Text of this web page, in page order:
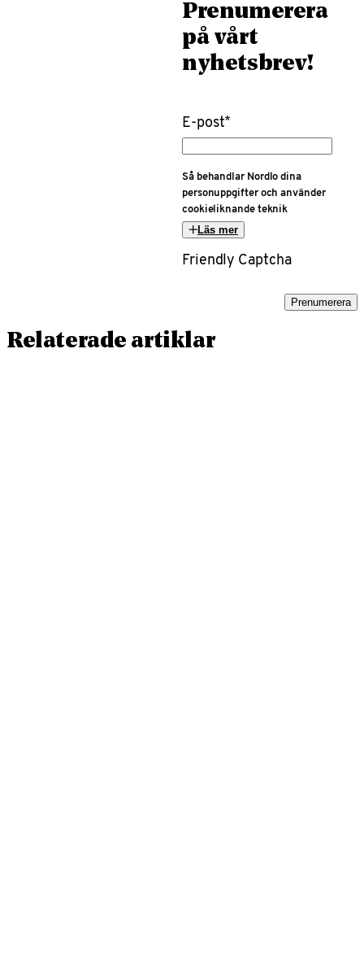
Prenumerera
på vårt
nyhetsbrev!
E-post*
Så behandlar Nordlo dina
personuppgifter och använder
cookieliknande teknik
Läs mer
Friendly Captcha
Prenumerera
Relaterade artiklar